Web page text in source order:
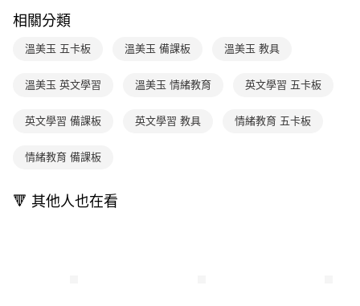
1.本服務係由「台灣大哥大股份有限公司」（以下簡稱本公司）所提供，讓
2.基於同意付款使用「大哥付你分期」之契約關係目的，商店將以您的個人
由本公司與您本人進行分期帳單所需資料之確認、核對及更正。
３．收到繳費通知簡訊後14天內，點擊此簡訊中的連結，可透過四大超商／
※ 請注意：結帳手續完成當下不需立刻繳費，但若您需要取消訂單，請聯絡
後付繳納相關費用。
客戶支援中心」https://netprotections.freshdesk.com/support/home
【注意事項】
權轉讓予恩沛科技股份有限公司。
每筆NT$200
相關分類
溫美玉 五卡板 溫美玉 備課板 溫美玉 教具
溫美玉 英文學習 溫美玉 情緒教育 英文學習 五卡板
英文學習 備課板 英文學習 教具 情緒教育 五卡板
情緒教育 備課板
🔻 其他人也在看